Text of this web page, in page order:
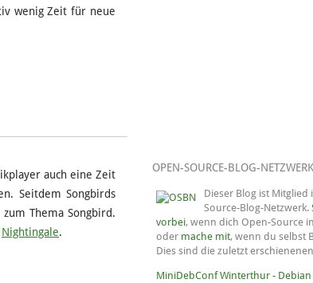
wenig Zeit für neue
auch eine Zeit
Seitdem Songbirds
Thema Songbird.
Nightingale.
OPEN-SOURCE-BLOG-NETZWERK
Dieser Blog ist Mitglied
Source-Blog-Netzwerk.
vorbei, wenn dich Open-Source
oder mache mit, wenn du selbst
Dies sind die zuletzt
MiniDebConf Winterthur -